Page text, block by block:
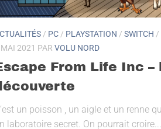
/ PC / PLAYSTATION / SWITCH /
2021 PAR VOLU NORD
From Life Inc
un poisson , un aigle et un renne
laboratoire secret. On pourrait croire...